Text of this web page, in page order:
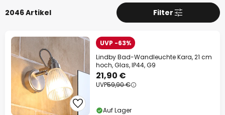
2046 Artikel Filter
UVP -63%
Lindby Bad-Wandleuchte Kara, 21 cm
hoch, Glas, IP44, G9
21,90 €
UVP59,90 €
Auf Lager